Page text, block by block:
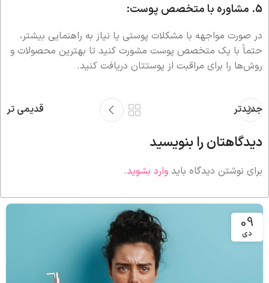
5. مشاوره با متخصص پوست:
در صورت مواجهه با مشکلات پوستی یا نیاز به راهنمایی بیشتر،
حتماً با یک متخصص پوست مشورت کنید تا بهترین محصولات و
روش‌ها را برای مراقبت از پوستتان دریافت کنید.
جدیدتر قدیمی تر
دیدگاهتان را بنویسید
برای نوشتن دیدگاه باید وارد بشوید.
09
دی